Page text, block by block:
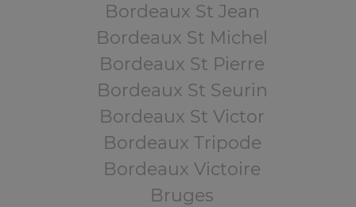
Bordeaux St Jean
Bordeaux St Michel
Bordeaux St Pierre
Bordeaux St Seurin
Bordeaux St Victor
Bordeaux Tripode
Bordeaux Victoire
Bruges